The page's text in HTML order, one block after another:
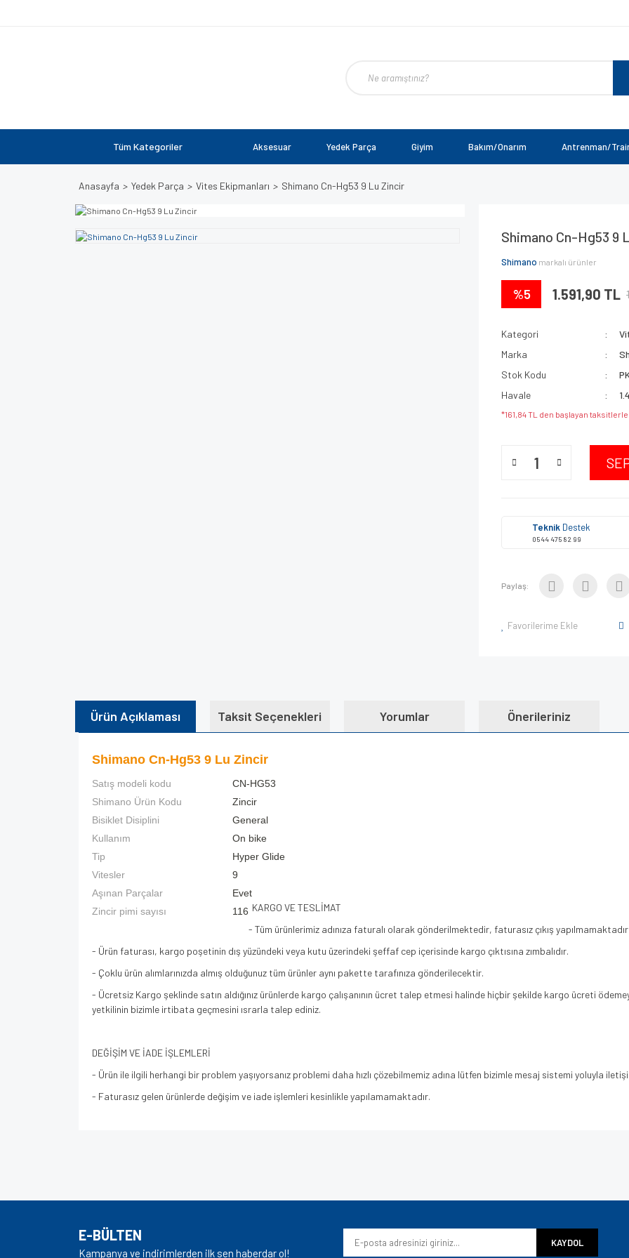
Tüm Kategoriler Aksesuar Yedek Parça Giyim Bakım/Onarım Antrenman/
Anasayfa Yedek Parça Vites Ekipmanları Shimano Cn-Hg53 9 Lu Zincir
Shimano Cn-Hg53 9
Shimano markalı ürünler
%5 1.591,90 TL
Kategori
Marka
Stok Kodu
Havale
*161,84 TL den başlayan
Teknik Destek
0544 475 82 99
Paylaş:
Favorilerime Ekle
Ürün Açıklaması Taksit Seçenekleri Yorumlar Önerileriniz
Shimano Cn-Hg53 9 Lu Zincir
Satış modeli kodu
CN-HG53
Shimano Ürün Kodu
Zincir
Bisiklet Disiplini
General
Kullanım
On bike
Tip
Hyper Glide
Vitesler
9
Aşınan Parçalar
Evet
Zincir pimi sayısı
116 KARGO VE TESLİMAT
- Tüm ürünlerimiz adınıza faturalı olarak gönderilmektedir, faturasız çıkış
- Ürün faturası, kargo poşetinin dış yüzündeki veya kutu üzerindeki şeffaf cep içerisinde kargo çıktısına zımbalıdır.
- Çoklu ürün alımlarınızda almış olduğunuz tüm ürünler aynı pakette tarafınıza gönderilecektir.
- Ücretsiz Kargo şeklinde satın aldığınız ürünlerde kargo çalışanının ücret talep etmesi halinde hiçbir şekilde kargo ücreti
yetkilinin bizimle irtibata geçmesini ısrarla talep ediniz.
DEĞİŞİM VE İADE İŞLEMLERİ
- Ürün ile ilgili herhangi bir problem yaşıyorsanız problemi daha hızlı çözebilmemiz adına lütfen bizimle mesaj sistemi yoluyla
- Faturasız gelen ürünlerde değişim ve iade işlemleri kesinlikle yapılamamaktadır.
Ürün resmi kalitesiz, bozuk veya görüntülenemiyor.
Ürün bilgilerinde hatalar bulunuyor.
E-BÜLTEN
Kampanya ve indirimlerden ilk sen haberdar ol!
KAYDOL